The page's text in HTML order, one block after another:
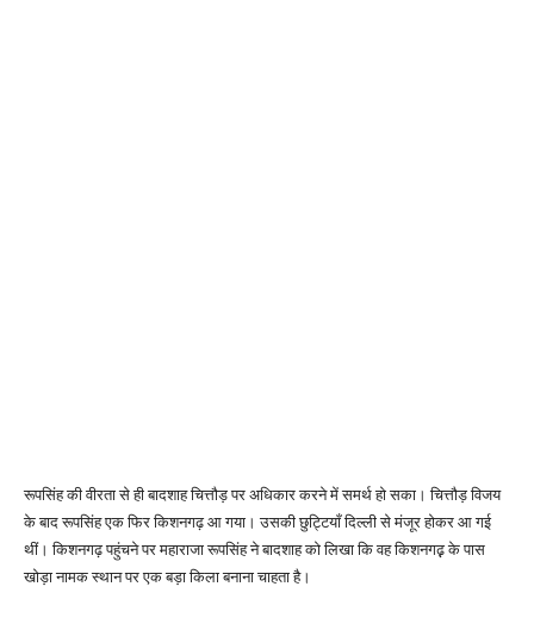
रूपसिंह की वीरता से ही बादशाह चित्तौड़ पर अधिकार करने में समर्थ हो सका। चित्तौड़ विजय
के बाद रूपसिंह एक फिर किशनगढ़ आ गया। उसकी छुट्टियाँ दिल्ली से मंजूर होकर आ गई
थीं। किशनगढ़ पहुंचने पर महाराजा रूपसिंह ने बादशाह को लिखा कि वह किशनगढ़़ के पास
खोड़ा नामक स्थान पर एक बड़ा किला बनाना चाहता है।